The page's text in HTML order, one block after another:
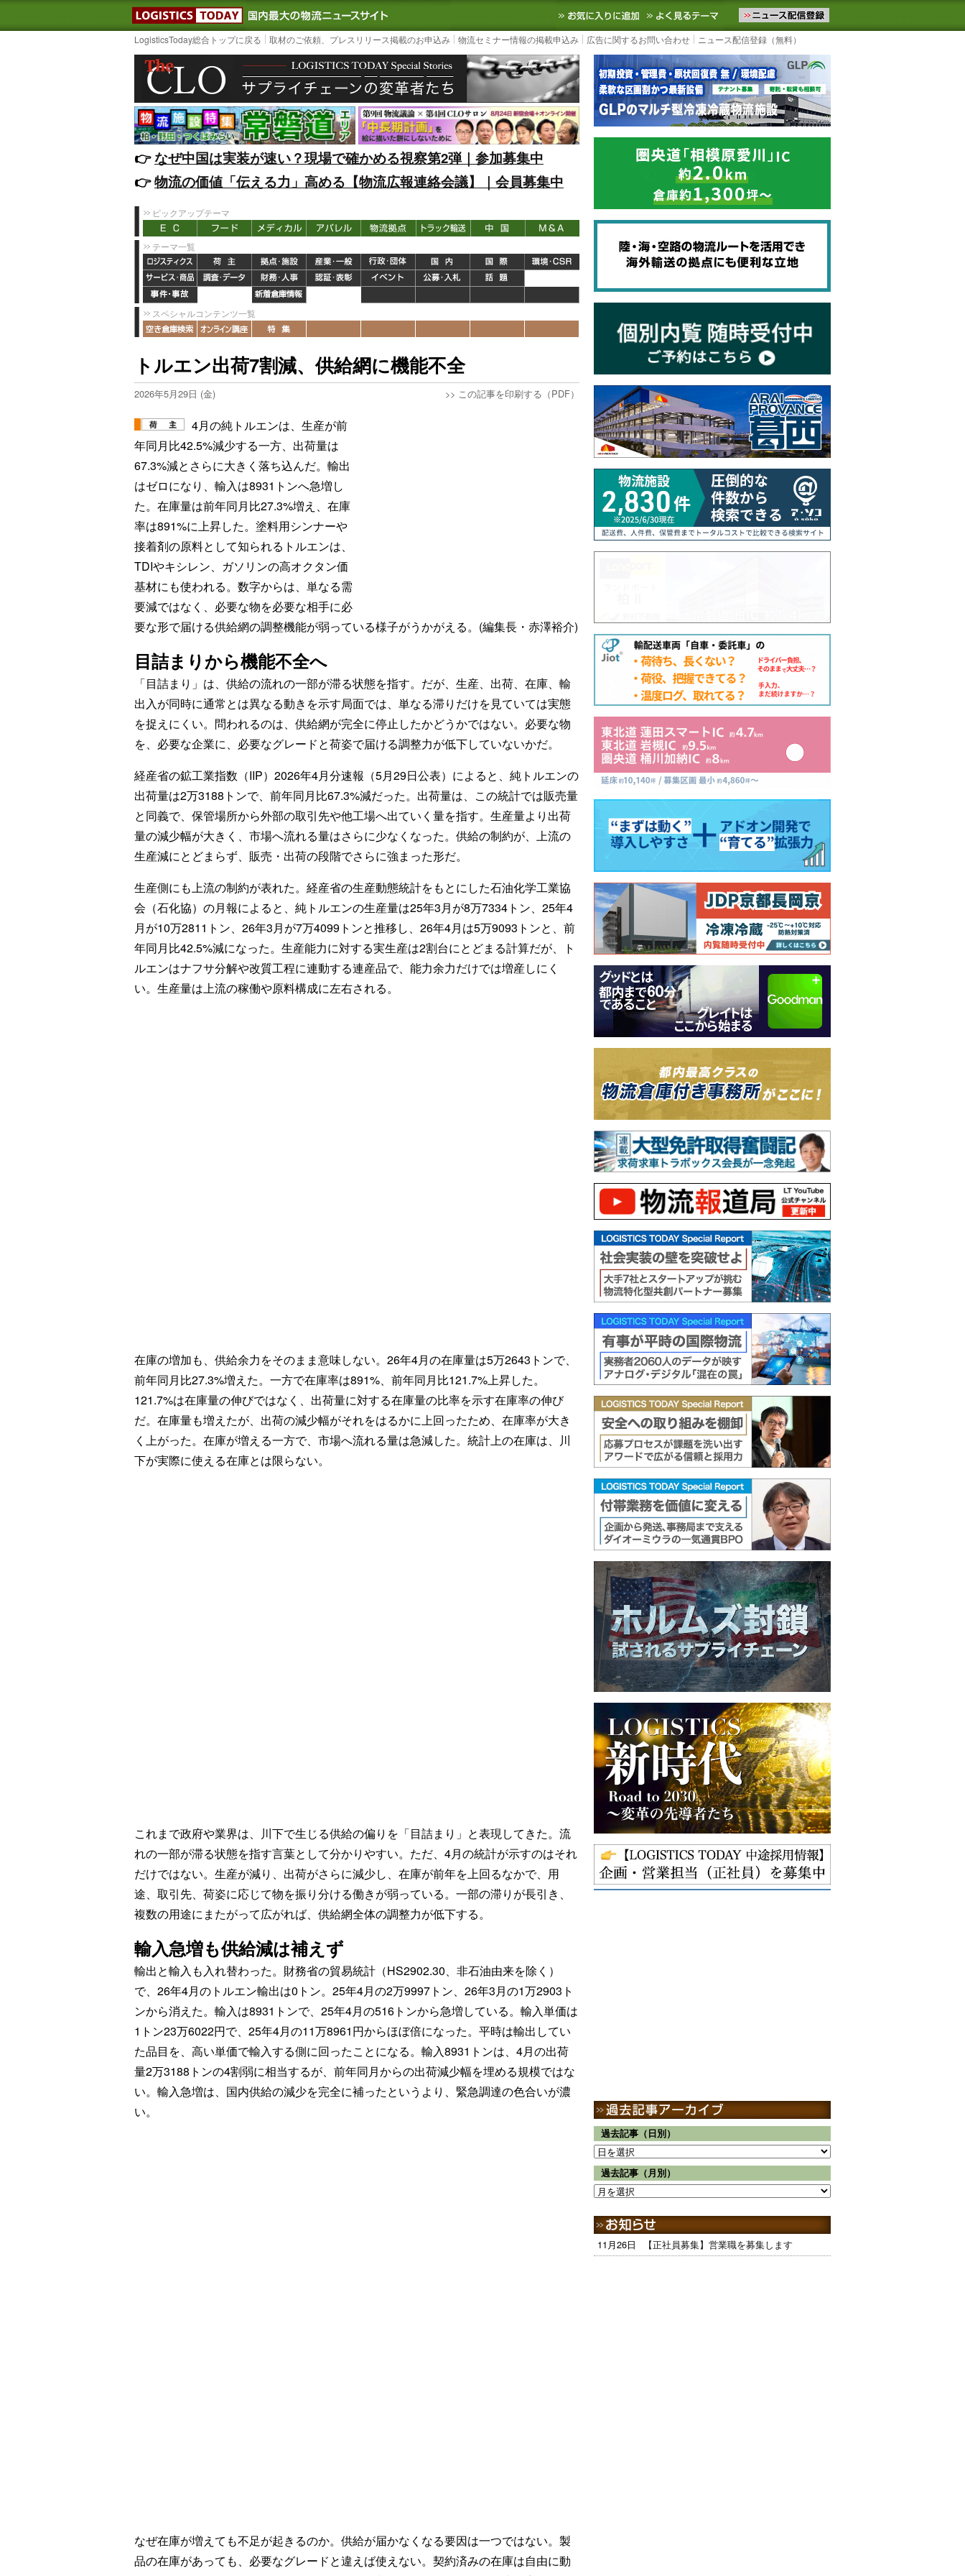
LOGISTICS TODAY｜国内最大の物流ニュースサイト3PL, SCMなど国内外の最新の物流ニュースをお届けします。物流ニュースメール配信を登録す
お気に入りに追加 よく見るテーマ
LogisticsToday総合トップに戻る 取材のご依頼、プレスリリース掲載のお申込み 物流セミナー情報の掲載申込み 広告に関するお問い合わせ ニュース配信登録（無料）
👉️なぜ中国は実装が速い？現場で確かめる視察第2弾｜参加募集中
👉️物流の価値「伝える力」高める【物流広報連絡会議】｜会員募集中
ピックアップテーマ
テーマ一覧
スペシャルコンテンツ一覧
トルエン出荷7割減、供給網に機能不全
2026年5月29日 (金) >> この記事を印刷する（PDF）
4月の純トルエンは、生産が前
年同月比42.5%減少する一方、出荷量は
67.3%減とさらに大きく落ち込んだ。輸出
はゼロになり、輸入は8931トンへ急増し
た。在庫量は前年同月比27.3%増え、在庫
率は891%に上昇した。塗料用シンナーや
接着剤の原料として知られるトルエンは、
TDIやキシレン、ガソリンの高オクタン価
基材にも使われる。数字からは、単なる需
要減ではなく、必要な物を必要な相手に必
要な形で届ける供給網の調整機能が弱っている様子がうかがえる。(編集長・赤澤裕介)
目詰まりから機能不全へ
「目詰まり」は、供給の流れの一部が滞る状態を指す。だが、生産、出荷、在庫、輸
出入が同時に通常とは異なる動きを示す局面では、単なる滞りだけを見ていては実態
を捉えにくい。問われるのは、供給網が完全に停止したかどうかではない。必要な物
を、必要な企業に、必要なグレードと荷姿で届ける調整力が低下していないかだ。
経産省の鉱工業指数（IIP）2026年4月分速報（5月29日公表）によると、純トルエンの
出荷量は2万3188トンで、前年同月比67.3%減だった。出荷量は、この統計では販売量
と同義で、保管場所から外部の取引先や他工場へ出ていく量を指す。生産量より出荷
量の減少幅が大きく、市場へ流れる量はさらに少なくなった。供給の制約が、上流の
生産減にとどまらず、販売・出荷の段階でさらに強まった形だ。
生産側にも上流の制約が表れた。経産省の生産動態統計をもとにした石油化学工業協
会（石化協）の月報によると、純トルエンの生産量は25年3月が8万7334トン、25年4
月が10万2811トン、26年3月が7万4099トンと推移し、26年4月は5万9093トンと、前
年同月比42.5%減になった。生産能力に対する実生産は2割台にとどまる計算だが、ト
ルエンはナフサ分解や改質工程に連動する連産品で、能力余力だけでは増産しにく
い。生産量は上流の稼働や原料構成に左右される。
在庫の増加も、供給余力をそのまま意味しない。26年4月の在庫量は5万2643トンで、
前年同月比27.3%増えた。一方で在庫率は891%、前年同月比121.7%上昇した。
121.7%は在庫量の伸びではなく、出荷量に対する在庫量の比率を示す在庫率の伸び
だ。在庫量も増えたが、出荷の減少幅がそれをはるかに上回ったため、在庫率が大き
く上がった。在庫が増える一方で、市場へ流れる量は急減した。統計上の在庫は、川
下が実際に使える在庫とは限らない。
これまで政府や業界は、川下で生じる供給の偏りを「目詰まり」と表現してきた。流
れの一部が滞る状態を指す言葉として分かりやすい。ただ、4月の統計が示すのはそれ
だけではない。生産が減り、出荷がさらに減少し、在庫が前年を上回るなかで、用
途、取引先、荷姿に応じて物を振り分ける働きが弱っている。一部の滞りが長引き、
複数の用途にまたがって広がれば、供給網全体の調整力が低下する。
輸入急増も供給減は補えず
輸出と輸入も入れ替わった。財務省の貿易統計（HS2902.30、非石油由来を除く）
で、26年4月のトルエン輸出は0トン。25年4月の2万9997トン、26年3月の1万2903ト
ンから消えた。輸入は8931トンで、25年4月の516トンから急増している。輸入単価は
1トン23万6022円で、25年4月の11万8961円からほぼ倍になった。平時は輸出してい
た品目を、高い単価で輸入する側に回ったことになる。輸入8931トンは、4月の出荷
量2万3188トンの4割弱に相当するが、前年同月からの出荷減少幅を埋める規模ではな
い。輸入急増は、国内供給の減少を完全に補ったというより、緊急調達の色合いが濃
い。
なぜ在庫が増えても不足が起きるのか。供給が届かなくなる要因は一つではない。製
品の在庫があっても、必要なグレードと違えば使えない。契約済みの在庫は自由に動
過去記事（日別）
過去記事（月別）
11月26日 【正社員募集】営業職を募集します